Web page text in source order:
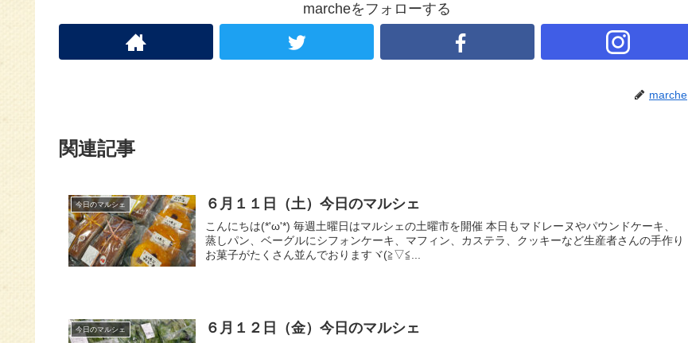
marcheをフォローする
marche
関連記事
今日のマルシェ ６月１１日（土）今日のマルシェ
こんにちは(*'ω'*) 毎週土曜日はマルシェの土曜市を開催 本日もマドレーヌやパウンドケーキ、
蒸しパン、ベーグルにシフォンケーキ、マフィン、カステラ、クッキーなど生産者さんの手作り
お菓子がたくさん並んでおりますヾ(≧▽≦...
今日のマルシェ ６月１２日（金）今日のマルシェ